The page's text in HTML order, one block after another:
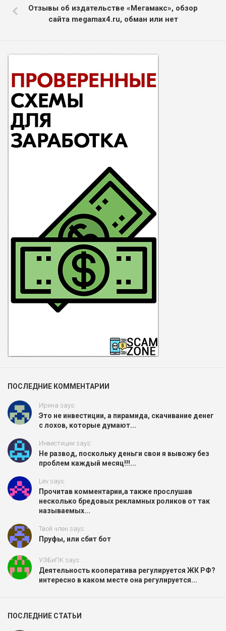
Отзывы об издательстве «Мегамакс», обзор
сайта megamax4.ru, обман или нет
ПОСЛЕДНИЕ КОММЕНТАРИИ
Ирина says:
Это не инвестиции, а пирамида, скачивание денег
с лохов, которые думают...
Инвестиции says:
Не развод, поскольку деньги свои я вывожу без
проблем каждый месяц!!!...
Lev says:
Прочитав комментарии,а также прослушав
несколько бредовых рекламных роликов от так
называемых...
Твой член says:
Пруфы, или сбит бот
УЭБиПК says:
Деятельность кооператива регулируется ЖК РФ?
интересно в каком месте она регулируется...
ПОСЛЕДНИЕ СТАТЬИ